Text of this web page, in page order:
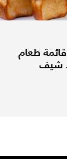
طعام
شيف